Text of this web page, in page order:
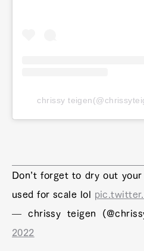
chrissy
Don’t forget to dry out
used for scale lol
— chrissy teigen
2022